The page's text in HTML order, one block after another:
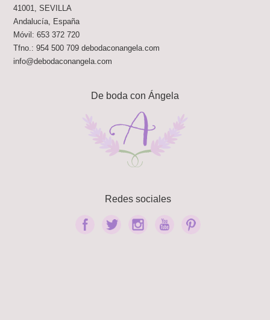
41001
,SEVILLA
Andalucía
España
Móvil:653 372 720
Tfno.:954 500 709 debodaconangela.com
info@debodaconangela.com
De boda con Ángela
Redes sociales